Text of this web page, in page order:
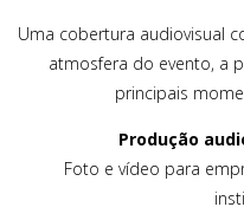
Uma cobertura audiovisual
atmosfera do evento, a
principais
Produção
Foto e vídeo para